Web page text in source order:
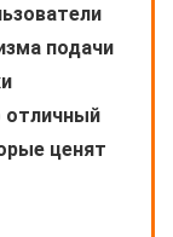
подачи
отличный
ценят